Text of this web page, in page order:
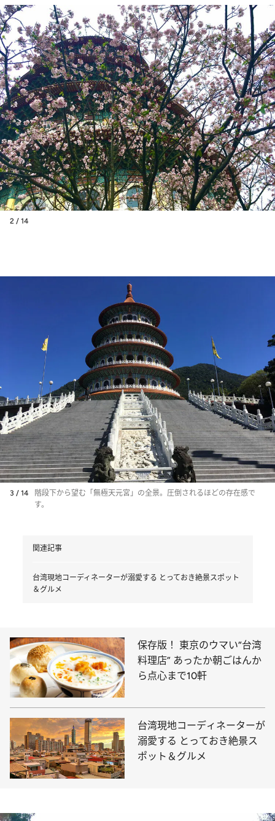
2 / 14
3 / 14
階段下から望む「無極天元宮」の全景。圧倒されるほどの存在感で
す。
関連記事
台湾現地コーディネーターが溺愛する とっておき絶景スポット
＆グルメ
保存版！ 東京のウマい“台湾
料理店” あったか朝ごはんか
ら点心まで10軒
台湾現地コーディネーターが
溺愛する とっておき絶景ス
ポット＆グルメ